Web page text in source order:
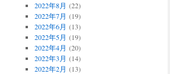
2022年8月 (22)
2022年7月 (19)
2022年6月 (13)
2022年5月 (19)
2022年4月 (20)
2022年3月 (14)
2022年2月 (13)